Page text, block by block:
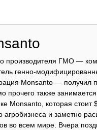
производителя ГМО —
генно-
Monsanto — получил
прочего также
Monsanto, которая
агробизнеса и заметно
во всем мире. Вчера